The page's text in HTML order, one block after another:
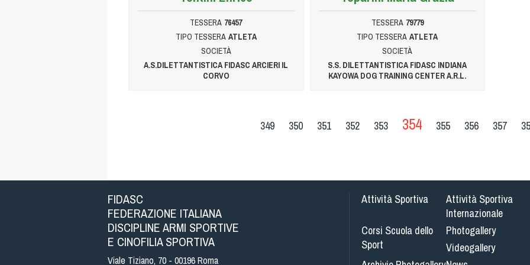
TESSERA 76457
TIPO TESSERA ATLETA
SOCIETÀ
A.S.DILETTANTISTICA FIDASC ARCIERI IL
CORVO
TESSERA 79779
TIPO TESSERA ATLETA
SOCIETÀ
S.S. DILETTANTISTICA FIDASC INDIANA
KAYOWA DOG TRAINING CENTER A.R.L.
349 350 351 352 353 354 355 356 357
FIDASC
FEDERAZIONE ITALIANA
DISCIPLINE ARMI SPORTIVE
E CINOFILIA SPORTIVA
Viale Tiziano, 70 - 00196 Roma
Attività Sportiva
Attività Sportiva
Internazionale
Corsi Scuola dello
Sport
Photogallery
Videogallery